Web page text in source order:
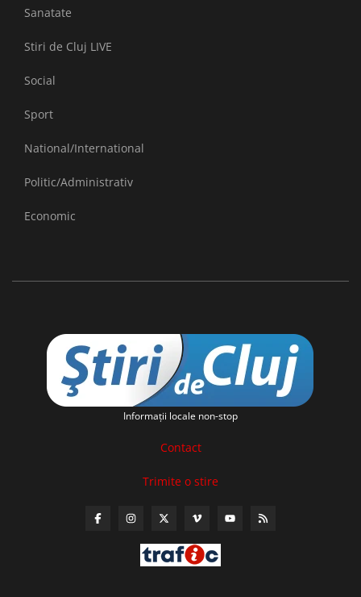
Sanatate
Stiri de Cluj LIVE
Social
Sport
National/International
Politic/Administrativ
Economic
Informaţii locale non-stop
Contact
Trimite o stire